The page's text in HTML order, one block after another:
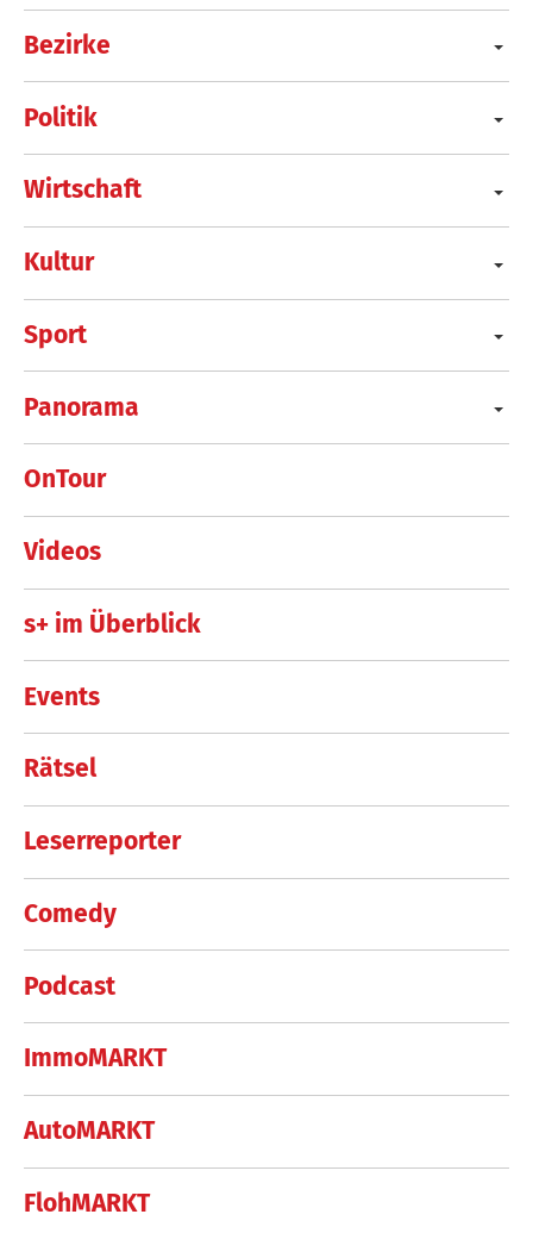
Bezirke
Politik
Wirtschaft
Kultur
Sport
Panorama
OnTour
Videos
s+ im Überblick
Events
Rätsel
Leserreporter
Comedy
Podcast
ImmoMARKT
AutoMARKT
FlohMARKT